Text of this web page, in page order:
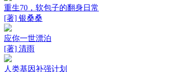
重生70，软包子的翻身日常
[著] 银桑桑
应你一世漂泊
[著] 清雨
人类基因补强计划